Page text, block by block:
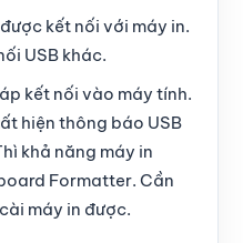
kết nối với máy in.
USB khác.
kết nối vào máy tính.
hiện thông báo USB
khả năng máy in
Formatter. Cần
máy in được.